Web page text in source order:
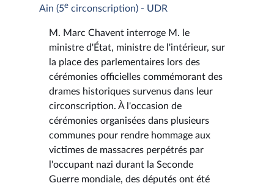
Ain (5e circonscription) - UDR
M. Marc Chavent interroge M. le
ministre d'État, ministre de l'intérieur, sur
la place des parlementaires lors des
cérémonies officielles commémorant des
drames historiques survenus dans leur
circonscription. À l'occasion de
cérémonies organisées dans plusieurs
communes pour rendre hommage aux
victimes de massacres perpétrés par
l'occupant nazi durant la Seconde
Guerre mondiale, des députés ont été